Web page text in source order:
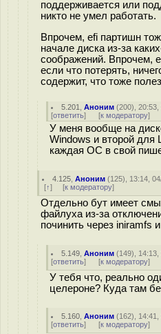
поддерживается или
никто не умел работать.
Впрочем, efi партишн
начале диска из-за
соображений. Впрочем,
если что потерять,
содержит, что тоже
5.201 ,Аноним (200), 20:53,
[ответить] [к модератору]
У меня вообще на
Windows и второй для
каждая ОС в свой
4.125 ,Аноним (125), 13:14,
[↑] [к модератору]
Отдельно бут имеет
файлуха из-за
починить через iniramfs
5.149 ,Аноним (149), 14:13,
[ответить] [к модератору]
У тебя что, реально
целероне? Куда там
5.160 ,Аноним (162), 14:41,
[ответить] [к модератору]